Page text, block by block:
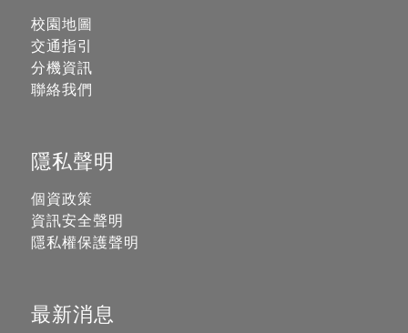
校園地圖
交通指引
分機資訊
聯絡我們
隱私聲明
個資政策
資訊安全聲明
隱私權保護聲明
最新消息